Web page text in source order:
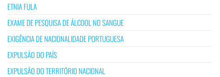
ETNIA FULA
EXAME DE PESQUISA DE ÁLCOOL NO SANGUE
EXIGÊNCIA DE NACIONALIDADE PORTUGUESA
EXPULSÃO DO PAÍS
EXPULSÃO DO TERRITÓRIO NACIONAL